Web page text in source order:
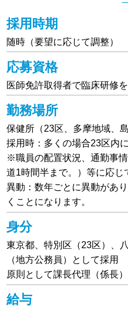
採用時期
随時（要望に応じて調整）
応募資格
医師免許取得者で臨床研修
勤務場所
保健所（23区、多摩地域、
採用時：多くの場合23区内に
※職員の配置状況、通勤事
道1時間半まで。）等に応じ
異動：数年ごとに異動があ
くことになります。
身分
東京都、特別区（23区）、
（地方公務員）として採用
原則として課長代理（係長
給与